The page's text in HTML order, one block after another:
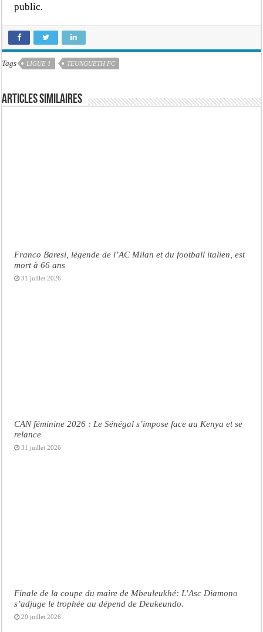
public.
Tags LIGUE 1 TEUNGUETH FC
Articles similaires
Franco Baresi, légende de l’AC Milan et du football italien, est
mort à 66 ans
31 juillet 2026
CAN féminine 2026 : Le Sénégal s’impose face au Kenya et se
relance
31 juillet 2026
Finale de la coupe du maire de Mbeuleukhé: L’Asc Diamono
s’adjuge le trophée au dépend de Deukeundo.
20 juillet 2026